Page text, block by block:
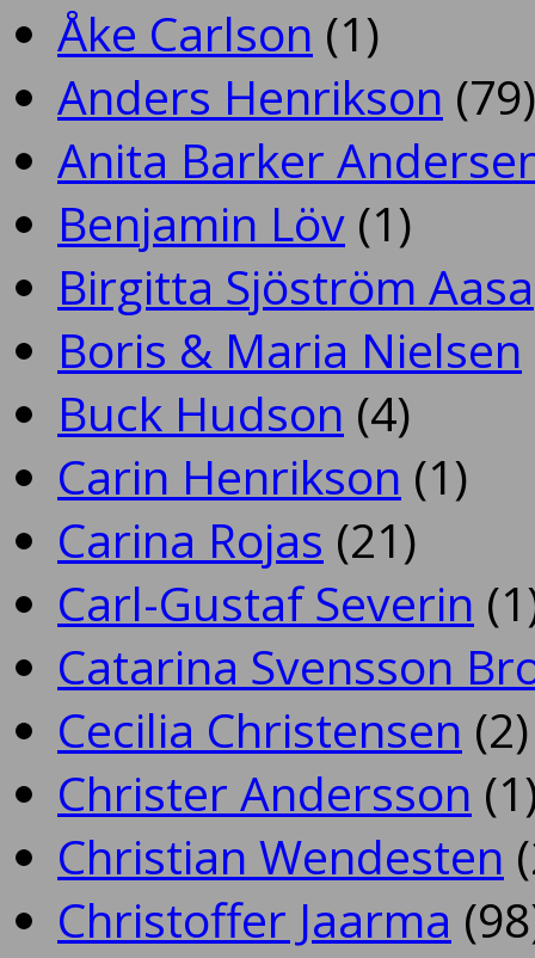
Åke Carlson (1)
Anders Henrikson (79)
Anita Barker
Benjamin Löv (1)
Birgitta Sjöström Aasa
Boris & Maria Nielsen
Buck Hudson (4)
Carin Henrikson (1)
Carina Rojas (21)
Carl-Gustaf Severin
Catarina Svensson
Cecilia Christensen (2)
Christer Andersson
Christian Wendesten
Christoffer Jaarma